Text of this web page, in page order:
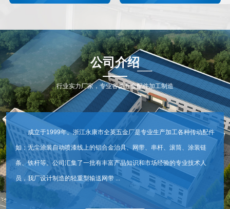
公司介绍
行业实力厂家，专业各类五金配件加工制造
成立于1999年。浙江永康市全英五金厂是专业生产加工各种传动配件
如：无尘涂装自动喷漆线上的铝合金治具、网带、串杆、滚筒、涂装链
条、铁杆等。公司汇集了一批有丰富产品知识和市场经验的专业技术人
员，我厂设计制造的轻重型输送网带 ...